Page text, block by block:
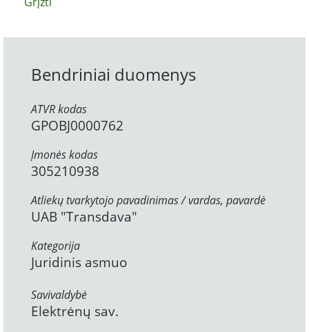
Bendriniai duomenys
ATVR kodas
GPOBJ0000762
Įmonės kodas
305210938
Atliekų tvarkytojo pavadinimas / vardas, pavardė
UAB "Transdava"
Kategorija
Juridinis asmuo
Savivaldybė
Elektrėnų sav.